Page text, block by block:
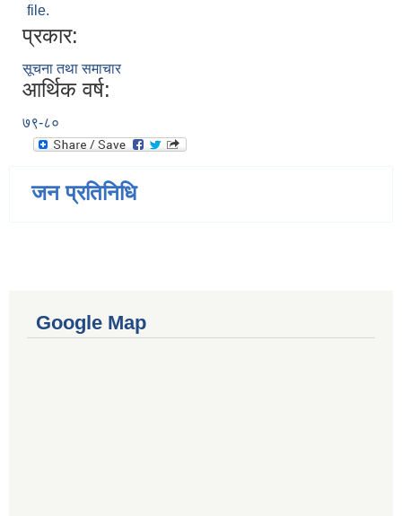
file.
प्रकार:
सूचना तथा समाचार
आर्थिक वर्ष:
७९-८०
जन प्रतिनिधि
Google Map